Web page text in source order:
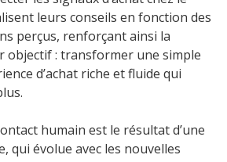
leurs conseils en fonction des
perçus, renforçant ainsi la
objectif : transformer une simple
d’achat riche et fluide qui
humain est le résultat d’une
qui évolue avec les nouvelles